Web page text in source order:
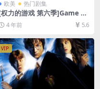
欧美 热门剧集
力的游戏 第六季]Game of
Thrones Season 6 (2016)[百
网盘+迅雷云盘+阿里云盘资
1080P超清未删减][MP4/20
中英字幕]
4 年前 5.6
VIP